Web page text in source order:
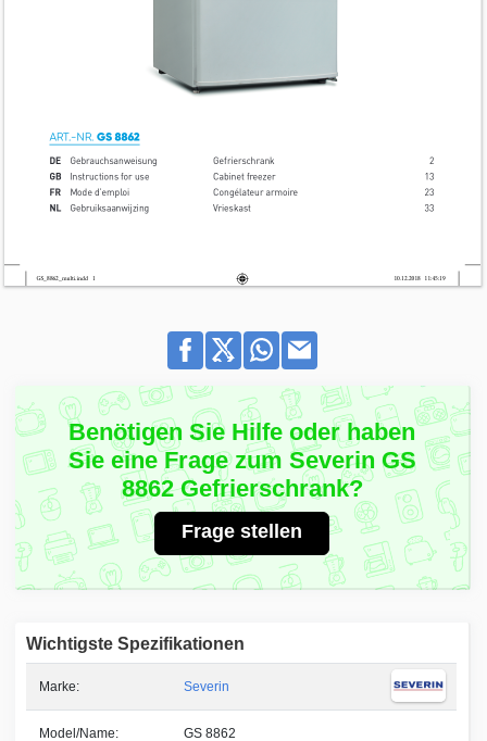
Benötigen Sie Hilfe oder haben
Sie eine Frage zum Severin GS
8862 Gefrierschrank?
Frage stellen
Wichtigste Spezifikationen
Marke: Severin
Model/Name: GS 8862